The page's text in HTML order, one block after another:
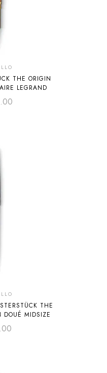
THE ORIGIN
LEGRAND
THE
DOUÉ MIDSIZE